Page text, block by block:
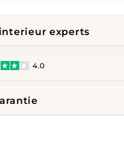
experts
4.0